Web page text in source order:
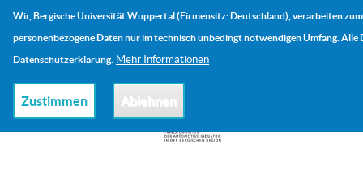
Wir, Bergische Universität Wuppertal (Firmensitz: Deutschland), verarbeiten
personenbezogene Daten nur im technisch unbedingt notwendigen Umfang. Alle
Datenschutzerklärung. Mehr Informationen
Zustimmen Ablehnen
Direkt zum Inhalt